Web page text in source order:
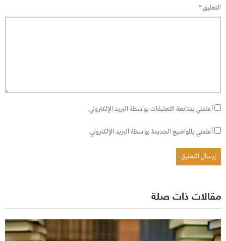
التعليق*
أعلمني بمتابعة التعليقات بواسطة البريد الإلكتروني.
أعلمني بالمواضيع الجديدة بواسطة البريد الإلكتروني.
مقالات ذات صلة